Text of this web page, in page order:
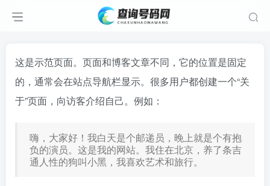
这是示范页面。页面和博客文章不同，它的位置是固定
的，通常会在站点导航栏显示。很多用户都创建一个“关
于”页面，向访客介绍自己。例如：
嗨，大家好！我白天是个邮递员，晚上就是个有抱
负的演员。这是我的网站。我住在北京，养了条吉
通人性的狗叫小黑，我喜欢艺术和旅行。